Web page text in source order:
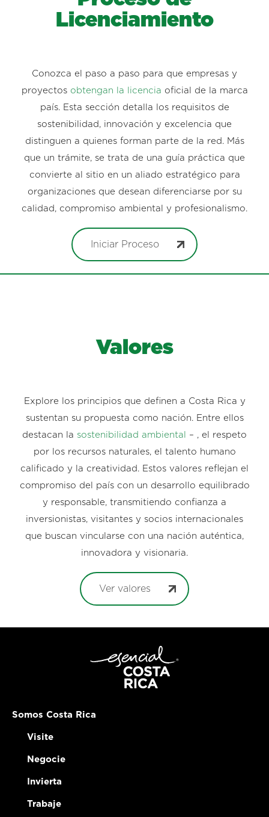
Licenciamiento
Conozca el paso a paso para que empresas y
proyectos obtengan la licencia oficial de la marca
país. Esta sección detalla los requisitos de
sostenibilidad, innovación y excelencia que
distinguen a quienes forman parte de la red. Más
que un trámite, se trata de una guía práctica que
convierte al sitio en un aliado estratégico para
organizaciones que desean diferenciarse por su
calidad, compromiso ambiental y profesionalismo.
Iniciar Proceso
Valores
Explore los principios que definen a Costa Rica y
sustentan su propuesta como nación. Entre ellos
destacan la sostenibilidad ambiental
– , el respeto
por los recursos naturales, el talento humano
calificado y la creatividad. Estos valores reflejan el
compromiso del país con un desarrollo equilibrado
y responsable, transmitiendo confianza a
inversionistas, visitantes y socios internacionales
que buscan vincularse con una nación auténtica,
innovadora y visionaria.
Ver valores
Somos Costa Rica
Visite
Negocie
Invierta
Trabaje